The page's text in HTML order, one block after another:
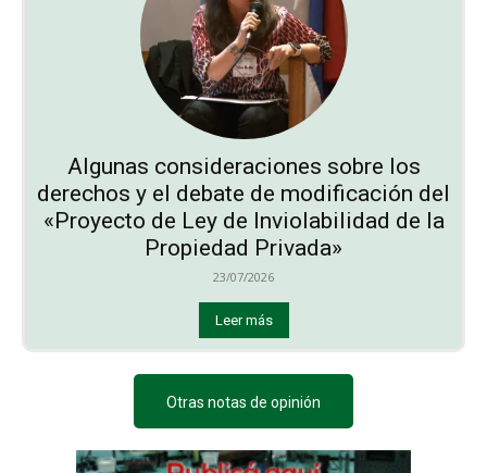
Algunas consideraciones sobre los
derechos y el debate de modificación del
«Proyecto de Ley de Inviolabilidad de la
Propiedad Privada»
23/07/2026
Leer más
Otras notas de opinión